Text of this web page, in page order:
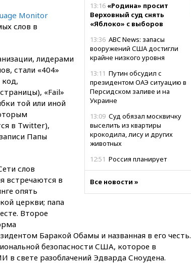
13:16 «Родина» просит
Верховный суд снять
«Яблоко» с выборов
13:36 ABC News: запасы
вооружений США достигли
крайне низкого уровня
13:11 Путин обсудил с
президентом ОАЭ ситуацию в
Персидском заливе и на
Украине
13:09 Суд обязал москвичку
выселить из квартиры
крокодила, лису и других
животных
12:51 Россия планирует
Вьетнама
12:30 Российские войска
взяли под контроль село
Анискино в Харьковской
области
Все новости »
Monitor
слов в
лидерами
стали «404»
«Fail»
той или иной
в Twitter),
Папы
слов
встречаются в
опять
церкви; папа
Второе
Баракой Обамы и названная в его честь.
безопасности США, которое в
в свете разоблачений Эдварда Сноудена.